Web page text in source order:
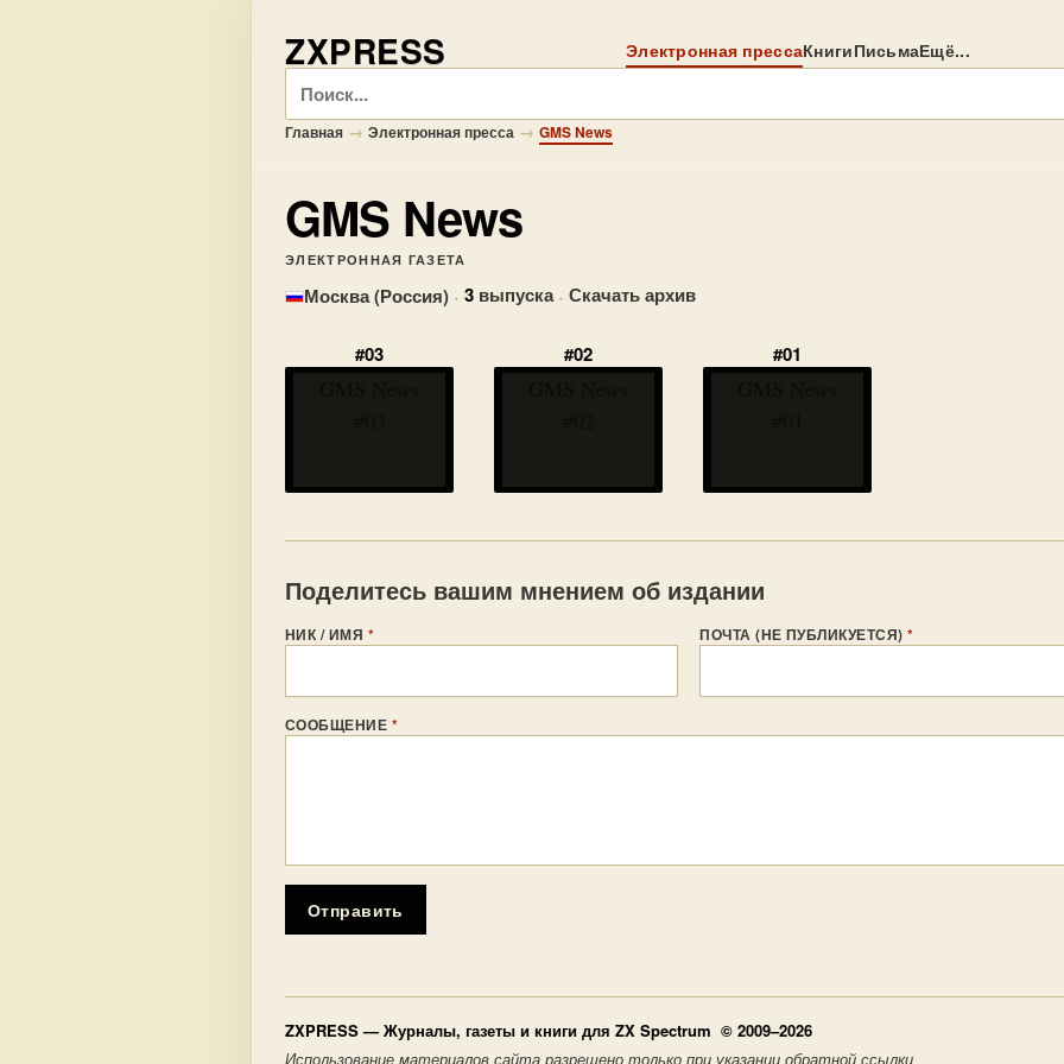
ZXPRESS Электронная прессаКнигиПисьмаЕщё...
Поиск
Главная → Электронная пресса → GMS News
GMS News
ЭЛЕКТРОННАЯ ГАЗЕТА
Москва (Россия) · 3 выпуска · Скачать архив
#03 #02 #01
Поделитесь вашим мнением об издании
НИК / ИМЯ * ПОЧТА (НЕ ПУБЛИКУЕТСЯ)*
СООБЩЕНИЕ *
Отправить
ZXPRESS — Журналы, газеты и книги для ZX Spectrum © 2009–2026
Использование материалов сайта разрешено только при указании обратной ссылки